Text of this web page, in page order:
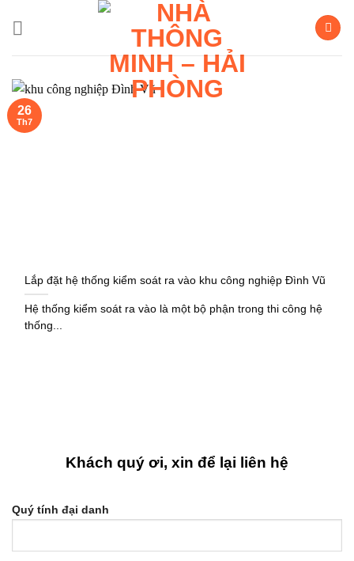
Lắp đặt hệ thống kiểm soát ra vào khu công nghiệp Đình Vũ
Hệ thống kiểm soát ra vào là một bộ phận trong thi công hệ
thống...
26
Th7
Khách quý ơi, xin để lại liên hệ
Quý tính đại danh